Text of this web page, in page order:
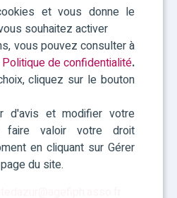
et vous donne le
souhaitez activer
vous pouvez consulter à
Politique de confidentialité.
cliquez sur le bouton
d'avis et modifier votre
faire valoir votre droit
en cliquant sur Gérer
du site.